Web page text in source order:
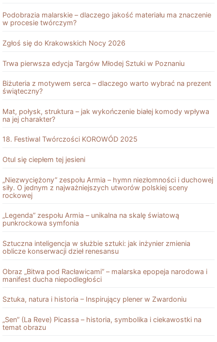
Podobrazia malarskie – dlaczego jakość materiału ma znaczenie
w procesie twórczym?
Zgłoś się do Krakowskich Nocy 2026
Trwa pierwsza edycja Targów Młodej Sztuki w Poznaniu
Biżuteria z motywem serca – dlaczego warto wybrać na prezent
świąteczny?
Mat, połysk, struktura – jak wykończenie białej komody wpływa
na jej charakter?
18. Festiwal Twórczości KOROWÓD 2025
Otul się ciepłem tej jesieni
„Niezwyciężony” zespołu Armia – hymn niezłomności i duchowej
siły. O jednym z najważniejszych utworów polskiej sceny
rockowej
„Legenda” zespołu Armia – unikalna na skalę światową
punkrockowa symfonia
Sztuczna inteligencja w służbie sztuki: jak inżynier zmienia
oblicze konserwacji dzieł renesansu
Obraz „Bitwa pod Racławicami” – malarska epopeja narodowa i
manifest ducha niepodległości
Sztuka, natura i historia – Inspirujący plener w Zwardoniu
„Sen” (La Reve) Picassa – historia, symbolika i ciekawostki na
temat obrazu